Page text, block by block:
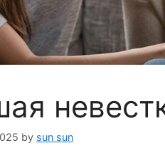
by sun sun